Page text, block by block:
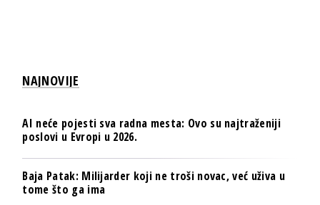
NAJNOVIJE
AI neće pojesti sva radna mesta: Ovo su najtraženiji
poslovi u Evropi u 2026.
Baja Patak: Milijarder koji ne troši novac, već uživa u
tome što ga ima